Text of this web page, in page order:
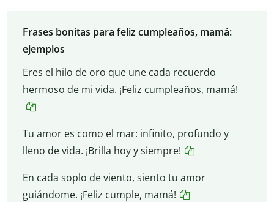
Frases bonitas para feliz cumpleaños, mamá:
ejemplos
Eres el hilo de oro que une cada recuerdo
hermoso de mi vida. ¡Feliz cumpleaños, mamá!
Tu amor es como el mar: infinito, profundo y
lleno de vida. ¡Brilla hoy y siempre!
En cada soplo de viento, siento tu amor
guiándome. ¡Feliz cumple, mamá!